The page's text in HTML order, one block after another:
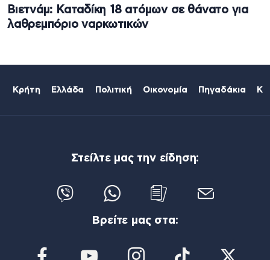
Βιετνάμ: Καταδίκη 18 ατόμων σε θάνατο για
λαθρεμπόριο ναρκωτικών
Κρήτη Ελλάδα Πολιτική Οικονομία Πηγαδάκια
Στείλτε μας την είδηση:
Βρείτε μας στα: